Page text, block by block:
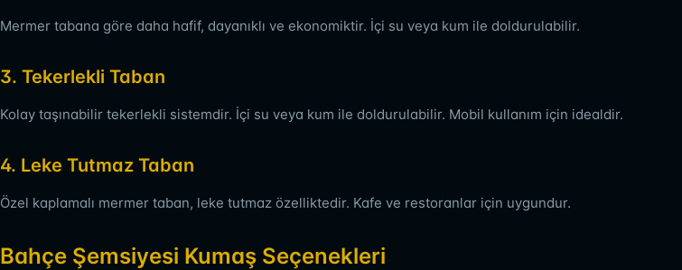
Mermer tabana göre daha hafif, dayanıklı ve ekonomiktir. İçi su veya kum ile doldurulabilir.
3. Tekerlekli Taban
Kolay taşınabilir tekerlekli sistemdir. İçi su veya kum ile doldurulabilir. Mobil kullanım için idealdir.
4. Leke Tutmaz Taban
Özel kaplamalı mermer taban, leke tutmaz özelliktedir. Kafe ve restoranlar için uygundur.
Bahçe Şemsiyesi Kumaş Seçenekleri